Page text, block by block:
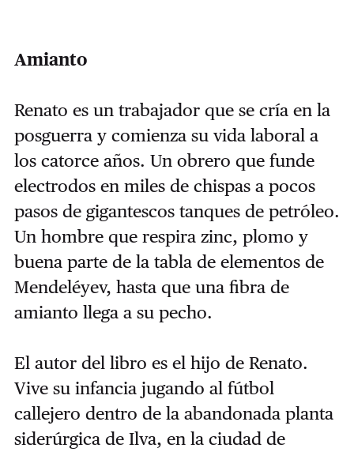
Amianto
Renato es un trabajador que se cría en la
posguerra y comienza su vida laboral a
los catorce años. Un obrero que funde
electrodos en miles de chispas a pocos
pasos de gigantescos tanques de petróleo.
Un hombre que respira zinc, plomo y
buena parte de la tabla de elementos de
Mendeléyev, hasta que una fibra de
amianto llega a su pecho.
El autor del libro es el hijo de Renato.
Vive su infancia jugando al fútbol
callejero dentro de la abandonada planta
siderúrgica de Ilva, en la ciudad de